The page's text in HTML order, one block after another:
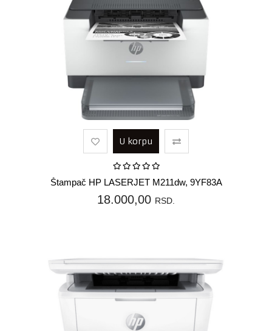
U korpu
Štampač HP LASERJET M211dw, 9YF83A
18.000,00 RSD.